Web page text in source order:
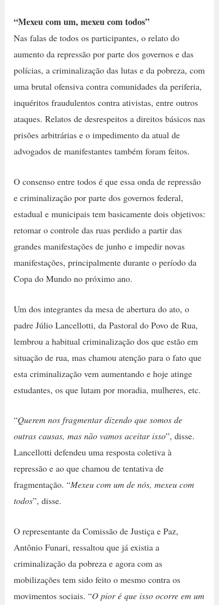
“Mexeu com um, mexeu com todos”
Nas falas de todos os participantes, o relato do
aumento da repressão por parte dos governos e das
polícias, a criminalização das lutas e da pobreza, com
uma brutal ofensiva contra comunidades da periferia,
inquéritos fraudulentos contra ativistas, entre outros
ataques. Relatos de desrespeitos a direitos básicos nas
prisões arbitrárias e o impedimento da atual de
advogados de manifestantes também foram feitos.
O consenso entre todos é que essa onda de repressão
e criminalização por parte dos governos federal,
estadual e municipais tem basicamente dois objetivos:
retomar o controle das ruas perdido a partir das
grandes manifestações de junho e impedir novas
manifestações, principalmente durante o período da
Copa do Mundo no próximo ano.
Um dos integrantes da mesa de abertura do ato, o
padre Júlio Lancellotti, da Pastoral do Povo de Rua,
lembrou a habitual criminalização dos que estão em
situação de rua, mas chamou atenção para o fato que
esta criminalização vem aumentando e hoje atinge
estudantes, os que lutam por moradia, mulheres, etc.
“Querem nos fragmentar dizendo que somos de
outras causas, mas não vamos aceitar isso”, disse.
Lancellotti defendeu uma resposta coletiva à
repressão e ao que chamou de tentativa de
fragmentação. “Mexeu com um de nós, mexeu com
todos”, disse.
O representante da Comissão de Justiça e Paz,
Antônio Funari, ressaltou que já existia a
criminalização da pobreza e agora com as
mobilizações tem sido feito o mesmo contra os
movimentos sociais. “O pior é que isso ocorre em um